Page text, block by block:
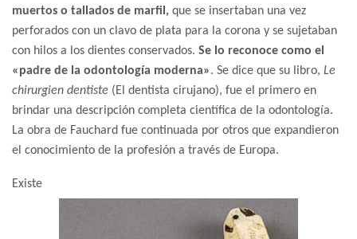
muertos o tallados de marfil, que se insertaban una vez
perforados con un clavo de plata para la corona y se sujetaban
con hilos a los dientes conservados. Se lo reconoce como el
«padre de la odontología moderna». Se dice que su libro, Le
chirurgien dentiste (El dentista cirujano), fue el primero en
brindar una descripción completa científica de la odontología.
La obra de Fauchard fue continuada por otros que expandieron
el conocimiento de la profesión a través de Europa.
Existe